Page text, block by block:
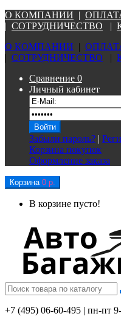
О КОМПАНИИ |
| СОТРУДНИЧЕСТВО |
О КОМПАНИИ |
| СОТРУДНИЧЕСТВО |
Сравнение 0
Личный кабинет
Забыли пароль? |
Корзина покупок
Оформление заказа
Корзина 0 р.
В корзине пусто!
+7 (495) 06-60-495 | пн-пт